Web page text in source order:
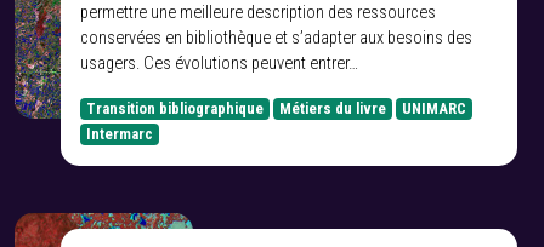
permettre une meilleure description des ressources
conservées en bibliothèque et s’adapter aux besoins des
usagers. Ces évolutions peuvent entrer…
Transition bibliographique Métiers du livre
UNIMARC
Intermarc